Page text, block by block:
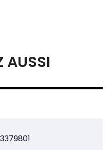
AUSSI